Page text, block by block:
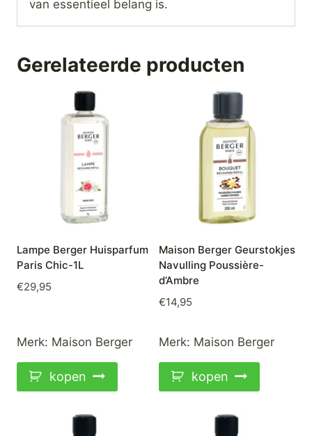
van essentieel belang is.
Gerelateerde producten
Lampe Berger Huisparfum
Paris Chic-1L
€29,95
Merk: Maison Berger
kopen
Maison Berger Geurstokjes
Navulling Poussière-
d’Ambre
€14,95
Merk: Maison Berger
kopen